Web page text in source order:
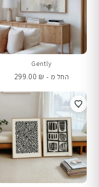
Gently
החל מ -
299.00 ₪